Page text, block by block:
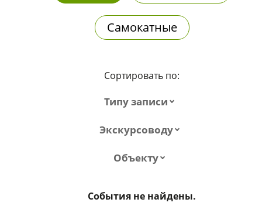
Самокатные
Сортировать по:
Типу записи
Экскурсоводу
Объекту
События не найдены.